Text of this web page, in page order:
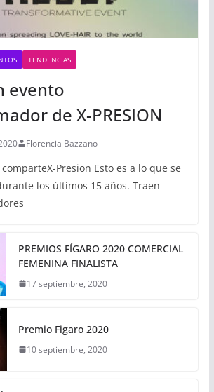
TENDENCIAS
evento
de X-PRESION
Florencia Bazzano
Presion Esto es a lo que se
los últimos 15 años. Traen
PREMIOS FÍGARO 2020 COMERCIAL
FEMENINA FINALISTA
17 septiembre, 2020
Premio Figaro 2020
10 septiembre, 2020